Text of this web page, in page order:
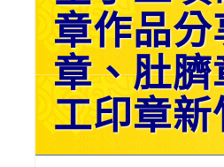
章作品
章、肚
工印章新